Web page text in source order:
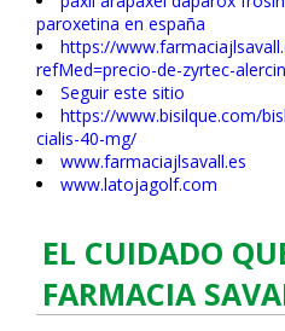
paroxetina en españa
https://
refMed=precio-de-zyrtec-
Seguir este sitio
https://www.bisilque.com/
cialis-40-mg/
www.farmaciajlsavall.es
www.latojagolf.com
EL CUIDADO
FARMACIA